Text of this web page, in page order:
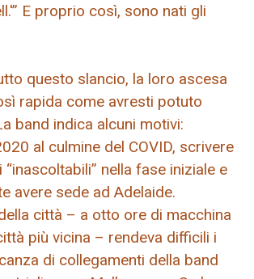
E proprio così, sono nati gli
questo slancio, la loro ascesa
rapida come avresti potuto
band indica alcuni motivi:
al culmine del COVID, scrivere
nella fase iniziale e
avere sede ad Adelaide.
città – a otto ore di macchina
più vicina – rendeva difficili i
di collegamenti della band